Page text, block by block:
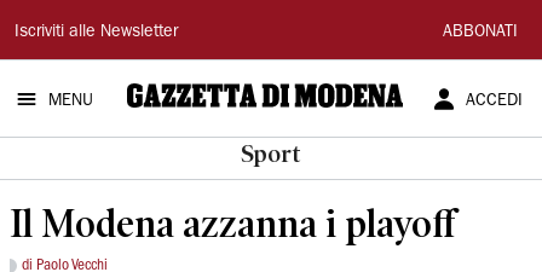
Gazzetta
di
Modena
Iscriviti alle Newsletter ABBONATI
MENU ACCEDI
Sport
Il Modena azzanna i playoff
di Paolo Vecchi